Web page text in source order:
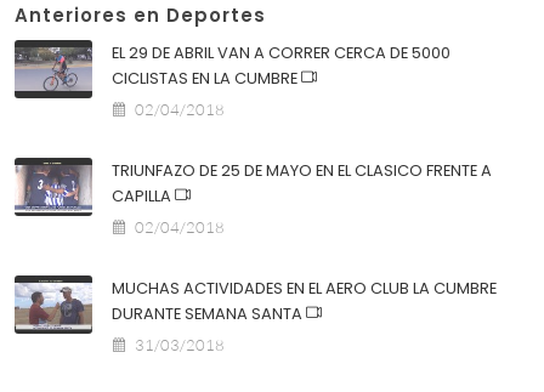
Anteriores en Deportes
EL 29 DE ABRIL VAN A CORRER CERCA DE 5000
CICLISTAS EN LA CUMBRE
02/04/2018
TRIUNFAZO DE 25 DE MAYO EN EL CLASICO FRENTE A
CAPILLA
02/04/2018
MUCHAS ACTIVIDADES EN EL AERO CLUB LA CUMBRE
DURANTE SEMANA SANTA
31/03/2018